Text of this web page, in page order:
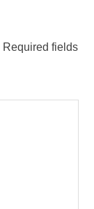
Required fields